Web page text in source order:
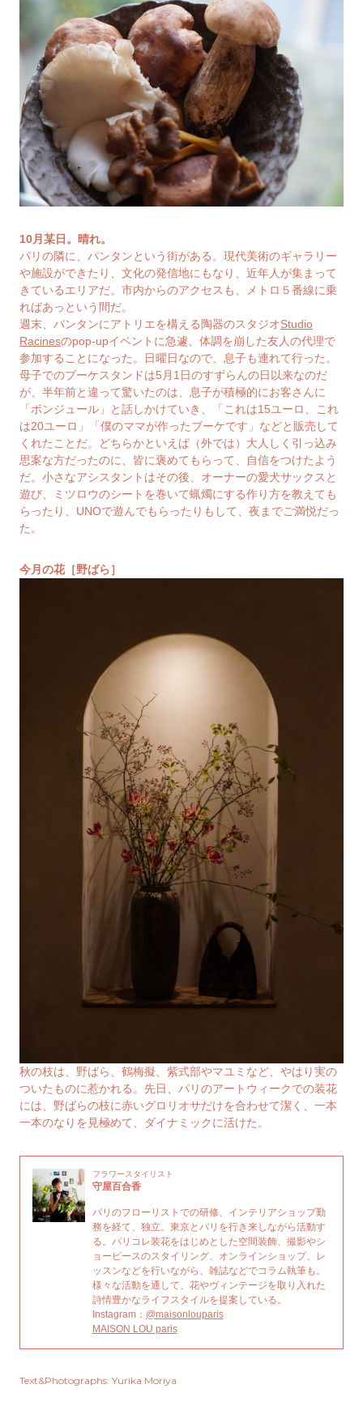
10月某日。晴れ。
パリの隣に、パンタンという街がある。現代美術のギャラリー
や施設ができたり、文化の発信地にもなり、近年人が集まって
きているエリアだ。市内からのアクセスも、メトロ５番線に乗
ればあっという間だ。
週末、パンタンにアトリエを構える陶器のスタジオStudio
Racinesのpop-upイベントに急遽、体調を崩した友人の代理で
参加することになった。日曜日なので、息子も連れて行った。
母子でのブーケスタンドは5月1日のすずらんの日以来なのだ
が、半年前と違って驚いたのは、息子が積極的にお客さんに
「ボンジュール」と話しかけていき、「これは15ユーロ、これ
は20ユーロ」「僕のママが作ったブーケです」などと販売して
くれたことだ。どちらかといえば（外では）大人しく引っ込み
思案な方だったのに、皆に褒めてもらって、自信をつけたよう
だ。小さなアシスタントはその後、オーナーの愛犬サックスと
遊び、ミツロウのシートを巻いて蝋燭にする作り方を教えても
らったり、UNOで遊んでもらったりもして、夜までご満悦だっ
た。
今月の花［野ばら］
秋の枝は、野ばら、鶴梅擬、紫式部やマユミなど、やはり実の
ついたものに惹かれる。先日、パリのアートウィークでの装花
には、野ばらの枝に赤いグロリオサだけを合わせて潔く、一本
一本のなりを見極めて、ダイナミックに活けた。
フラワースタイリスト
守屋百合香
パリのフローリストでの研修、インテリアショップ勤
務を経て、独立。東京とパリを行き来しながら活動す
る。パリコレ装花をはじめとした空間装飾、撮影やシ
ョーピースのスタイリング、オンラインショップ、レ
ッスンなどを行いながら、雑誌などでコラム執筆も。
様々な活動を通して、花やヴィンテージを取り入れた
詩情豊かなライフスタイルを提案している。
Instagram： @maisonlouparis
MAISON LOU paris
Text&Photographs: Yurika Moriya